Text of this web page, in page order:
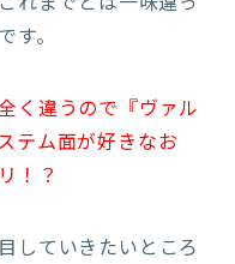
。
く違うので『ヴァル
テム面が好きなお
！？
していきたいところ